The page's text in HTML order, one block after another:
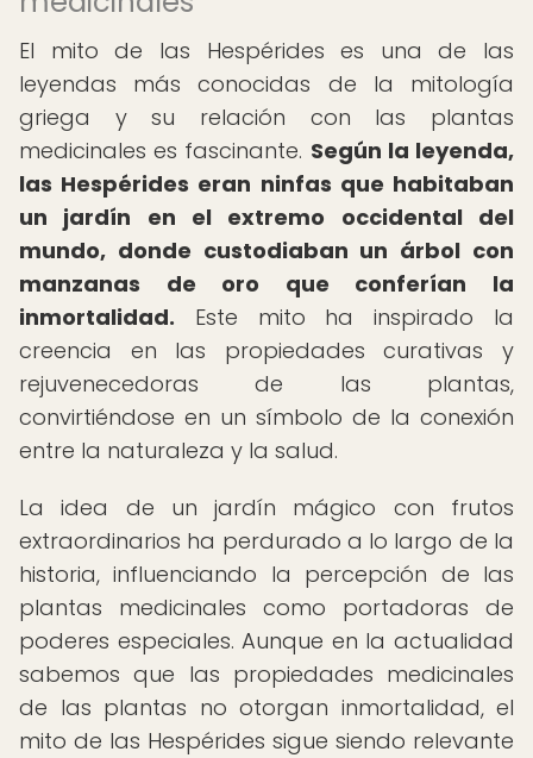
El mito de las Hespérides es una de las
leyendas más conocidas de la mitología
griega y su relación con las plantas
medicinales es fascinante. Según la leyenda,
las Hespérides eran ninfas que habitaban
un jardín en el extremo occidental del
mundo, donde custodiaban un árbol con
manzanas de oro que conferían la
inmortalidad. Este mito ha inspirado la
creencia en las propiedades curativas y
rejuvenecedoras de las plantas,
convirtiéndose en un símbolo de la conexión
entre la naturaleza y la salud.
La idea de un jardín mágico con frutos
extraordinarios ha perdurado a lo largo de la
historia, influenciando la percepción de las
plantas medicinales como portadoras de
poderes especiales. Aunque en la actualidad
sabemos que las propiedades medicinales
de las plantas no otorgan inmortalidad, el
mito de las Hespérides sigue siendo relevante